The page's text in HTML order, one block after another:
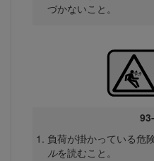
づかないこと。
負荷が掛かっている危
ルを読むこと。